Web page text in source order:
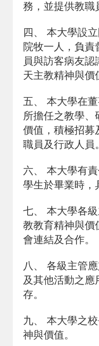
務，並提供教職
四、
本大學設
院牧一人，負
員與訪客病友
天主教精神與價
五、
本大學在
所擔任之教學
價值，積極招募
職員及行政人員
六、
本大學有
學生於畢業時，
七、
本大學各
教教育精神與價
會連結及合作。
八、
各級主管
及其他活動之
存。
九、
本大學之
神與價值。